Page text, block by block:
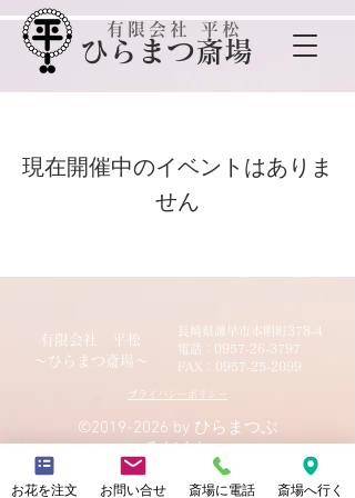
有限会社 平松
​ひらまつ斎場
現在開催中のイベントはありま
せん
有限会社 平松
​～ひらまつ斎場～
長崎県諫早市本明町378-4
電話：0957-26-3797
FAX：0957-25-2099
プライバシーポリシー
©2019-2026 by ひらまつぷ
ろだくと
お花を注文 お問い合せ 斎場に電話 斎場へ行く